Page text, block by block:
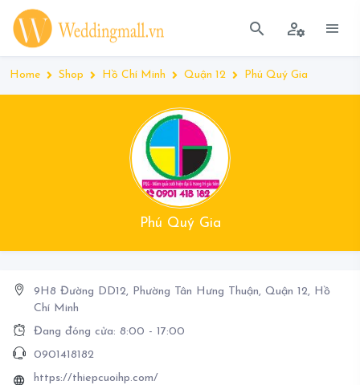
Home Shop Hồ Chí Minh Quận 12 Phú Quý Gia
Phú Quý Gia
9H8 Đường DD12, Phường Tân Hưng Thuận, Quận 12, Hồ
Chí Minh
Đang đóng cửa: 8:00 - 17:00
0901418182
https://thiepcuoihp.com/